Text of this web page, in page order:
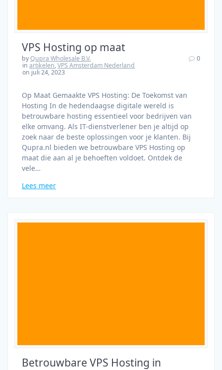
VPS Hosting op maat
byQupra Wholesale B.V.
inartikelen,VPS Amsterdam Nederland
on juli 24, 2023
0
Op Maat Gemaakte VPS Hosting: De Toekomst van
Hosting In de hedendaagse digitale wereld is
betrouwbare hosting essentieel voor bedrijven van
elke omvang. Als IT-dienstverlener ben je altijd op
zoek naar de beste oplossingen voor je klanten. Bij
Qupra.nl bieden we betrouwbare VPS Hosting op
maat die aan al je behoeften voldoet. Ontdek de
vele…
Lees meer
Betrouwbare VPS Hosting in